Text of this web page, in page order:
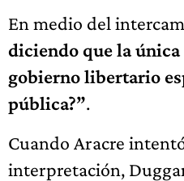
En medio del
diciendo que la única
gobierno libertario
pública?”.
Cuando Aracre
interpretación,